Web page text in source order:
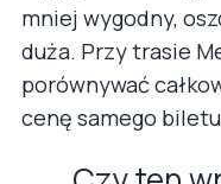
mniej wygodny,
duża. Przy trasie
porównywać
cenę samego